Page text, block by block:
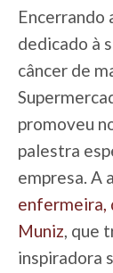
Encerrando
dedicado à
câncer de
promoveu
palestra
empresa. A
enfermeira,
Muniz, que
inspiradora